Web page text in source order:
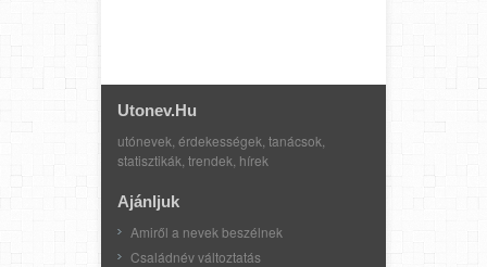
Utonev.hu
utónevek, érdekességek, tanácsok,
statisztikák, trendek, hírek
Ajánljuk
Amiről a nevek beszélnek
Családnév változtatás